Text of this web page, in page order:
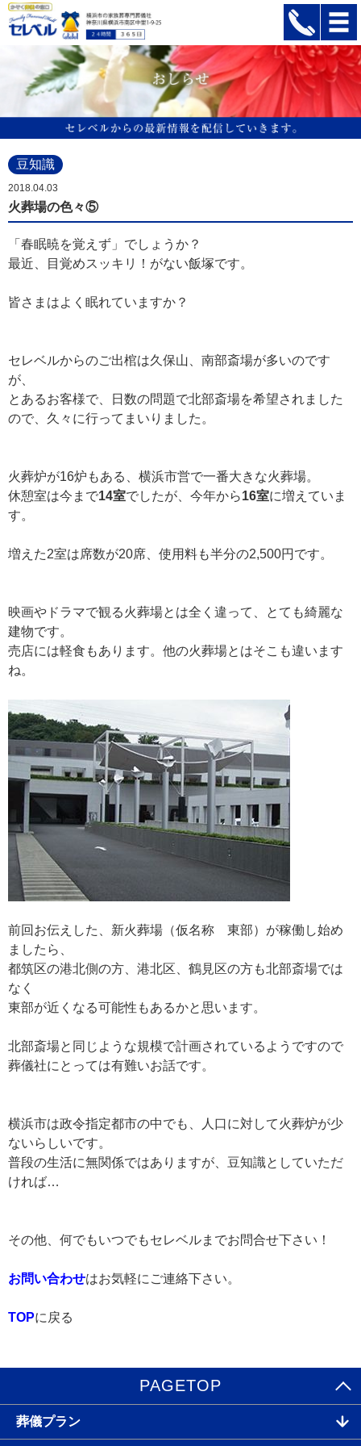
豆知識
2018.04.03
火葬場の色々⑤
「春眠暁を覚えず」でしょうか？
最近、目覚めスッキリ！がない飯塚です。
皆さまはよく眠れていますか？
セレベルからのご出棺は久保山、南部斎場が多いのです
が、
とあるお客様で、日数の問題で北部斎場を希望されました
ので、久々に行ってまいりました。
火葬炉が16炉もある、横浜市営で一番大きな火葬場。
休憩室は今まで14室でしたが、今年から16室に増えていま
す。
増えた2室は席数が20席、使用料も半分の2,500円です。
映画やドラマで観る火葬場とは全く違って、とても綺麗な
建物です。
売店には軽食もあります。他の火葬場とはそこも違います
ね。
前回お伝えした、新火葬場（仮名称 東部）が稼働し始め
ましたら、
都筑区の港北側の方、港北区、鶴見区の方も北部斎場では
なく
東部が近くなる可能性もあるかと思います。
北部斎場と同じような規模で計画されているようですので
葬儀社にとっては有難いお話です。
横浜市は政令指定都市の中でも、人口に対して火葬炉が少
ないらしいです。
普段の生活に無関係ではありますが、豆知識としていただ
ければ…
その他、何でもいつでもセレベルまでお問合せ下さい！
お問い合わせはお気軽にご連絡下さい。
TOPに戻る
PAGETOP
葬儀プラン